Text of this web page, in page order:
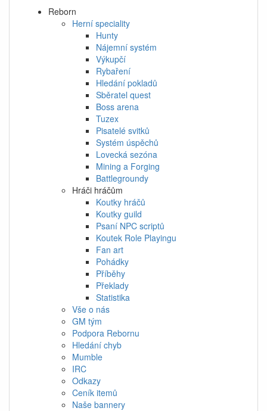
Reborn
Herní speciality
Hunty
Nájemní systém
Výkupčí
Rybaření
Hledání pokladů
Sběratel quest
Boss arena
Tuzex
Pisatelé svitků
Systém úspěchů
Lovecká sezóna
Mining a Forging
Battlegroundy
Hráči hráčům
Koutky hráčů
Koutky guild
Psaní NPC scriptů
Koutek Role Playingu
Fan art
Pohádky
Příběhy
Překlady
Statistika
Vše o nás
GM tým
Podpora Rebornu
Hledání chyb
Mumble
IRC
Odkazy
Ceník itemů
Naše bannery